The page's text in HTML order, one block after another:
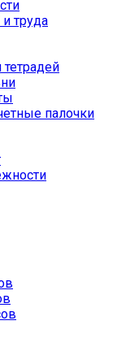
труда
палочки